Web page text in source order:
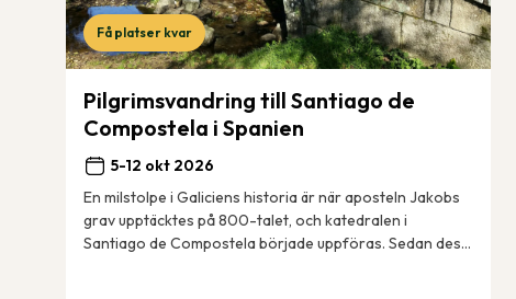
Få platser kvar
Pilgrimsvandring till Santiago de
Compostela i Spanien
5-12 okt 2026
En milstolpe i Galiciens historia är när aposteln Jakobs
grav upptäcktes på 800-talet, och katedralen i
Santiago de Compostela började uppföras. Sedan dess